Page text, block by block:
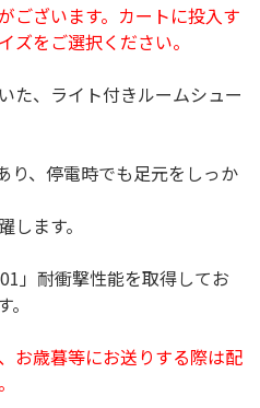
ございます。カートに投入す
ズをご選択ください。
た、ライト付きルームシュー
り、停電時でも足元をしっか
ます。
」耐衝撃性能を取得してお
お歳暮等にお送りする際は配